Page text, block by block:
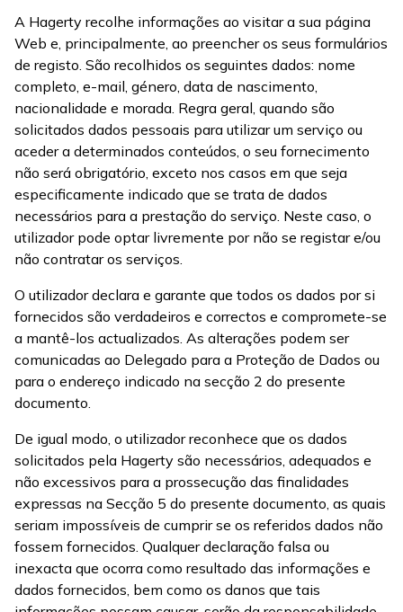
A Hagerty recolhe informações ao visitar a sua página
Web e, principalmente, ao preencher os seus formulários
de registo. São recolhidos os seguintes dados: nome
completo, e-mail, género, data de nascimento,
nacionalidade e morada. Regra geral, quando são
solicitados dados pessoais para utilizar um serviço ou
aceder a determinados conteúdos, o seu fornecimento
não será obrigatório, exceto nos casos em que seja
especificamente indicado que se trata de dados
necessários para a prestação do serviço. Neste caso, o
utilizador pode optar livremente por não se registar e/ou
não contratar os serviços.
O utilizador declara e garante que todos os dados por si
fornecidos são verdadeiros e correctos e compromete-se
a mantê-los actualizados. As alterações podem ser
comunicadas ao Delegado para a Proteção de Dados ou
para o endereço indicado na secção 2 do presente
documento.
De igual modo, o utilizador reconhece que os dados
solicitados pela Hagerty são necessários, adequados e
não excessivos para a prossecução das finalidades
expressas na Secção 5 do presente documento, as quais
seriam impossíveis de cumprir se os referidos dados não
fossem fornecidos. Qualquer declaração falsa ou
inexacta que ocorra como resultado das informações e
dados fornecidos, bem como os danos que tais